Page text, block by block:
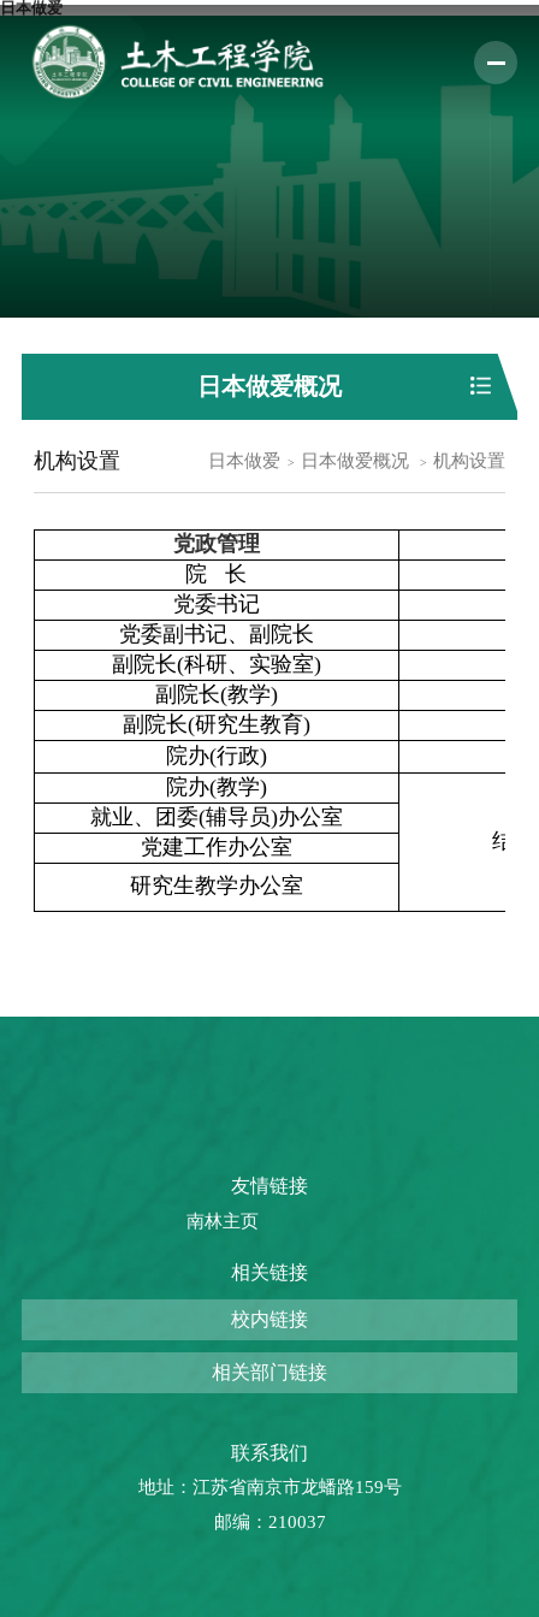
日本做爱
日本做爱概况
机构设置 日本做爱 日本做爱概况 机构设置
党政管理
院 长
党委书记
党委副书记、副院长
副院长(科研、实验室)
副院长(教学)
副院长(研究生教育)
院办(行政)
院办(教学)
结
就业、团委(辅导员)办公室
党建工作办公室
研究生教学办公室
友情链接
南林主页
相关链接
校内链接
相关部门链接
联系我们
地址：江苏省南京市龙蟠路159号
邮编：210037